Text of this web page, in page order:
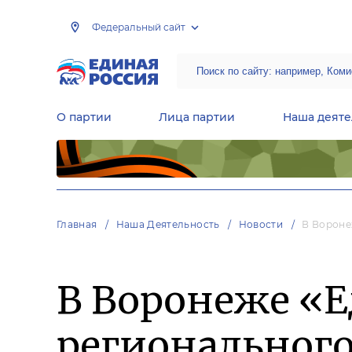
Федеральный сайт
О партии Лица партии Наша
Главная Наша Деятельность Новости В
В Воронеже